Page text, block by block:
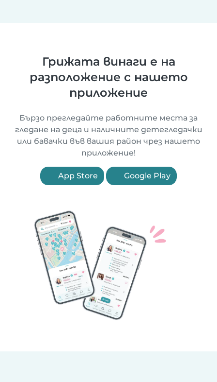
Грижата винаги е на
разположение с нашето
приложение
Бързо прегледайте работните места за
гледане на деца и наличните детегледачки
или бавачки във вашия район чрез нашето
приложение!
App Store Google Play